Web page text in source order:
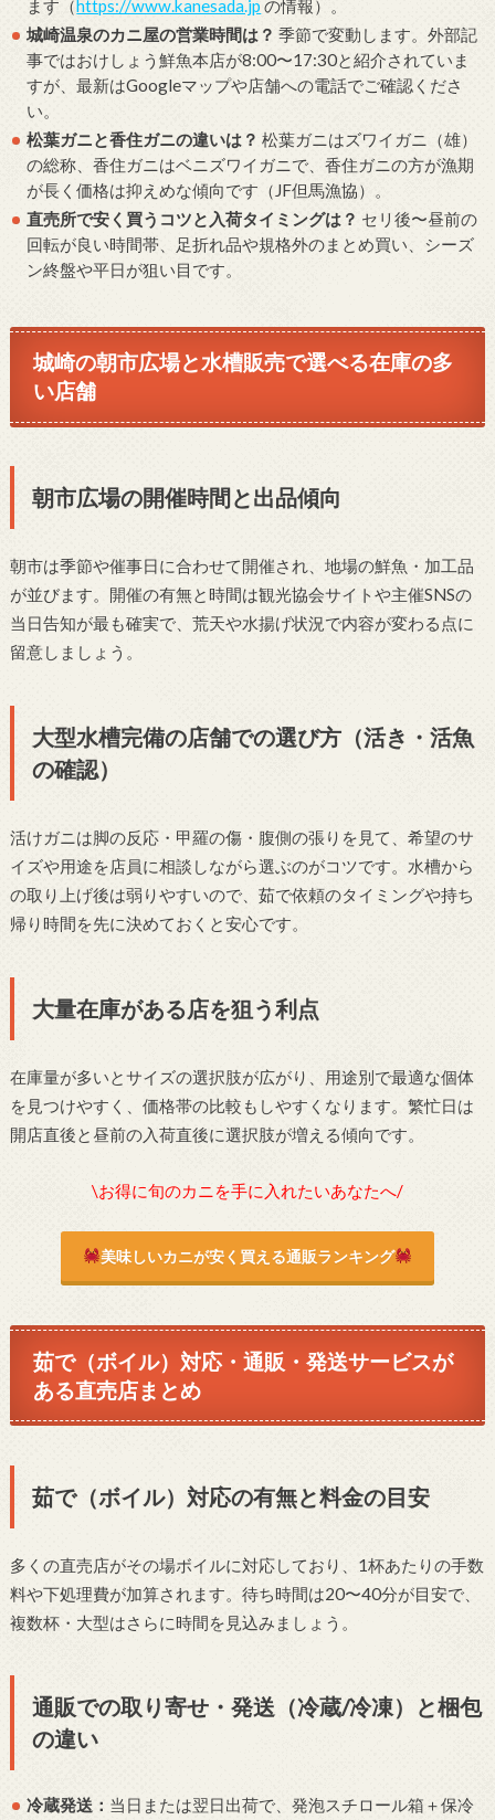
ます（ https://www.kanesada.jp の情報）。
城崎温泉のカニ屋の営業時間は？ 季節で変動します。外部記
事ではおけしょう鮮魚本店が8:00〜17:30と紹介されていま
すが、最新はGoogleマップや店舗への電話でご確認くださ
い。
松葉ガニと香住ガニの違いは？ 松葉ガニはズワイガニ（雄）
の総称、香住ガニはベニズワイガニで、香住ガニの方が漁期
が長く価格は抑えめな傾向です（JF但馬漁協）。
直売所で安く買うコツと入荷タイミングは？ セリ後〜昼前の
回転が良い時間帯、足折れ品や規格外のまとめ買い、シーズ
ン終盤や平日が狙い目です。
城崎の朝市広場と水槽販売で選べる在庫の多
い店舗
朝市広場の開催時間と出品傾向
朝市は季節や催事日に合わせて開催され、地場の鮮魚・加工品
が並びます。開催の有無と時間は観光協会サイトや主催SNSの
当日告知が最も確実で、荒天や水揚げ状況で内容が変わる点に
留意しましょう。
大型水槽完備の店舗での選び方（活き・活魚
の確認）
活けガニは脚の反応・甲羅の傷・腹側の張りを見て、希望のサ
イズや用途を店員に相談しながら選ぶのがコツです。水槽から
の取り上げ後は弱りやすいので、茹で依頼のタイミングや持ち
帰り時間を先に決めておくと安心です。
大量在庫がある店を狙う利点
在庫量が多いとサイズの選択肢が広がり、用途別で最適な個体
を見つけやすく、価格帯の比較もしやすくなります。繁忙日は
開店直後と昼前の入荷直後に選択肢が増える傾向です。
\お得に旬のカニを手に入れたいあなたへ/
美味しいカニが安く買える通販ランキング
茹で（ボイル）対応・通販・発送サービスが
ある直売店まとめ
茹で（ボイル）対応の有無と料金の目安
多くの直売店がその場ボイルに対応しており、1杯あたりの手数
料や下処理費が加算されます。待ち時間は20〜40分が目安で、
複数杯・大型はさらに時間を見込みましょう。
通販での取り寄せ・発送（冷蔵/冷凍）と梱包
の違い
冷蔵発送： 当日または翌日出荷で、発泡スチロール箱＋保冷